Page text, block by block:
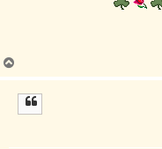
ب
ا